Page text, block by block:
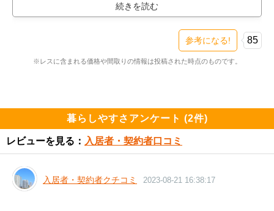
も得たい！！」という方には角住戸を除くと選択肢がな
かも！」となっているなら迷わず買っておくべき出物で
かな住環境です。
東神奈川駅も日常使いできますから東横線＆JR線を使い
土地形状も奇麗で4面接道、敷地目一杯建物が立つもの
参考になる! 85
※レスに含まれる価格や間取りの情報は投稿された時点のものです。
暮らしやすさアンケート (2件)
レビューを見る： 入居者・契約者口コミ
入居者・契約者クチコミ 2023-08-21 16:38:17